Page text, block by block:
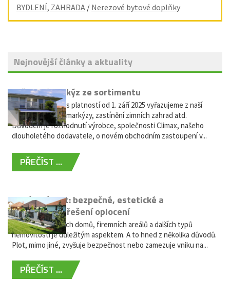
BYDLENÍ, ZAHRADA / Nerezové bytové doplňky
Nejnovější články a aktuality
Vyřazení markýz ze sortimentu
Vážení zákazníci, s platností od 1. září 2025 vyřazujeme z naší
nabídky výsuvné markýzy, zastínění zimních zahrad atd.
Důvodem je rozhodnutí výrobce, společnosti Climax, našeho
dlouholetého dodavatele, o novém obchodním zastoupení v...
PŘEČÍST ...
Hliníkový plot: bezpečné, estetické a
bezúdržbové řešení oplocení
Oplocení rodinných domů, firemních areálů a dalších typů
nemovitostí je důležitým aspektem. A to hned z několika důvodů.
Plot, mimo jiné, zvyšuje bezpečnost nebo zamezuje vniku na...
PŘEČÍST ...